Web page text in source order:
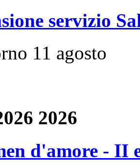
servizio
11 agosto
2026
d'amore - II